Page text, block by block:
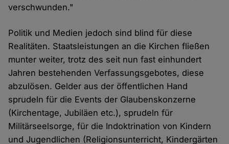
verschwunden."
Politik und Medien jedoch sind blind für diese
Realitäten. Staatsleistungen an die Kirchen fließen
munter weiter, trotz des seit nun fast einhundert
Jahren bestehenden Verfassungsgebotes, diese
abzulösen. Gelder aus der öffentlichen Hand
sprudeln für die Events der Glaubenskonzerne
(Kirchentage, Jubiläen etc.), sprudeln für
Militärseelsorge, für die Indoktrination von Kindern
und Jugendlichen (Religionsunterricht, Kindergärten